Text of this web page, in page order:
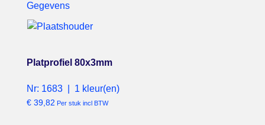
Gegevens
Platprofiel 80x3mm
Nr: 1683 | 1 kleur(en)
€ 39,82 Per stuk incl BTW